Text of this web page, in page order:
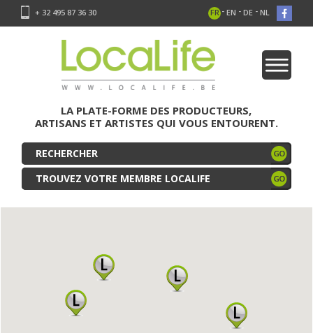
+ 32 495 87 36 30 FR - EN - DE - NL
LA PLATE-FORME DES PRODUCTEURS,
ARTISANS ET ARTISTES QUI VOUS ENTOURENT.
TROUVEZ VOTRE MEMBRE LOCALIFE